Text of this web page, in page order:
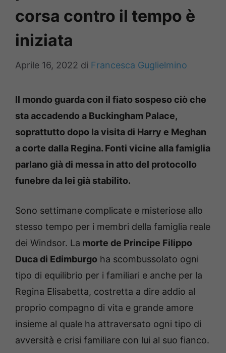
corsa contro il tempo è
iniziata
Aprile 16, 2022 di Francesca Guglielmino
Il mondo guarda con il fiato sospeso ciò che
sta accadendo a Buckingham Palace,
soprattutto dopo la visita di Harry e Meghan
a corte dalla Regina. Fonti vicine alla famiglia
parlano già di messa in atto del protocollo
funebre da lei già stabilito.
Sono settimane complicate e misteriose allo
stesso tempo per i membri della famiglia reale
dei Windsor. La morte de Principe Filippo
Duca di Edimburgo ha scombussolato ogni
tipo di equilibrio per i familiari e anche per la
Regina Elisabetta, costretta a dire addio al
proprio compagno di vita e grande amore
insieme al quale ha attraversato ogni tipo di
avversità e crisi familiare con lui al suo fianco.